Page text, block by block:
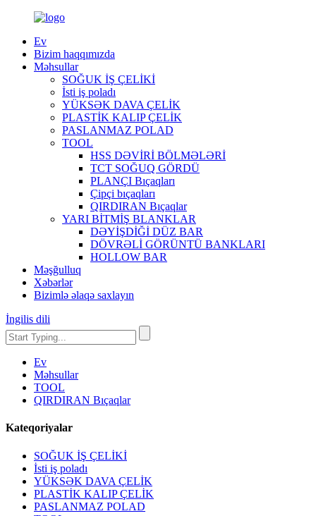
Ev
Bizim haqqımızda
Məhsullar
SOĞUK İŞ ÇELİKİ
İsti iş poladı
YÜKSƏK DAVA ÇELİK
PLASTİK KALIP ÇELİK
PASLANMAZ POLAD
TOOL
HSS DƏVİRİ BÖLMƏLƏRİ
TCT SOĞUQ GÖRDÜ
PLANÇI Bıçaqları
Çipçi bıçaqları
QIRDIRAN Bıçaqlar
YARI BİTMİŞ BLANKLAR
DƏYİŞDİĞİ DÜZ BAR
DÖVRƏLİ GÖRÜNTÜ BANKLARI
HOLLOW BAR
Məşğulluq
Xəbərlər
Bizimlə əlaqə saxlayın
İngilis dili
Ev
Məhsullar
TOOL
QIRDIRAN Bıçaqlar
Kateqoriyalar
SOĞUK İŞ ÇELİKİ
İsti iş poladı
YÜKSƏK DAVA ÇELİK
PLASTİK KALIP ÇELİK
PASLANMAZ POLAD